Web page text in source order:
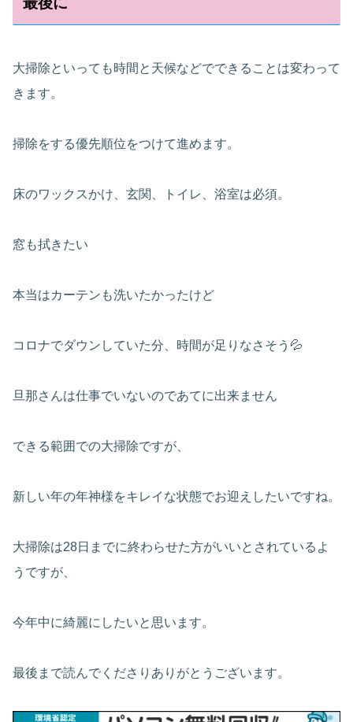
大掃除といっても時間と天候などでできることは変わって
きます。
掃除をする優先順位をつけて進めます。
床のワックスかけ、玄関、トイレ、浴室は必須。
窓も拭きたい
本当はカーテンも洗いたかったけど
コロナでダウンしていた分、時間が足りなさそう💦
旦那さんは仕事でいないのであてに出来ません
できる範囲での大掃除ですが、
新しい年の年神様をキレイな状態でお迎えしたいですね。
大掃除は28日までに終わらせた方がいいとされているよ
うですが、
今年中に綺麗にしたいと思います。
最後まで読んでくださりありがとうございます。